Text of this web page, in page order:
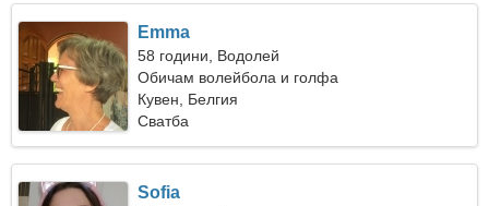
Emma
58 години, Водолей
Обичам волейбола и голфа
Кувен, Белгия
Сватба
Sofia